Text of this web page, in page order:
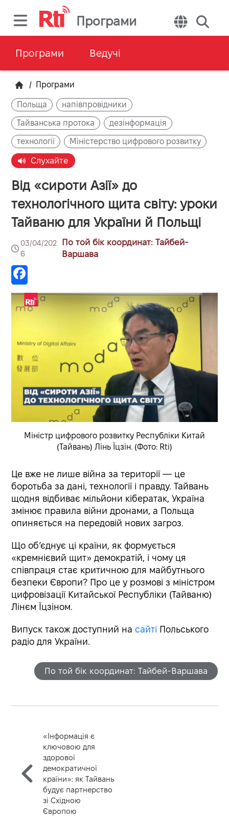
Програми
Програми Ведучі
/ Програми
Польща напівпровідники
Тайванська протока дезінформація
технології Міністерство цифрового розвитку
Слухайте
Від «сироти Азії» до
технологічного щита світу: уроки
Тайваню для України й Польщі
03/04/202
6
По той бік координат: Тайбей-
Варшава
Міністр цифрового розвитку Республіки Китай
(Тайвань) Лінь Їцзін. (Фото: Rti)
Це вже не лише війна за території — це
боротьба за дані, технології і правду. Тайвань
щодня відбиває мільйони кібератак, Україна
змінює правила війни дронами, а Польща
опиняється на передовій нових загроз.
Що об’єднує ці країни, як формується
«кремнієвий щит» демократій, і чому ця
співпраця стає критичною для майбутнього
безпеки Європи? Про це у розмові з міністром
цифровізації Китайської Республіки (Тайваню)
Лінєм Їцзіном.
Випуск також доступний насайті Польського
радіо для України.
По той бік координат: Тайбей-Варшава
«Інформація є
ключовою для
здорової
демократичної
країни»: як Тайвань
будує партнерство
зі Східною
Європою